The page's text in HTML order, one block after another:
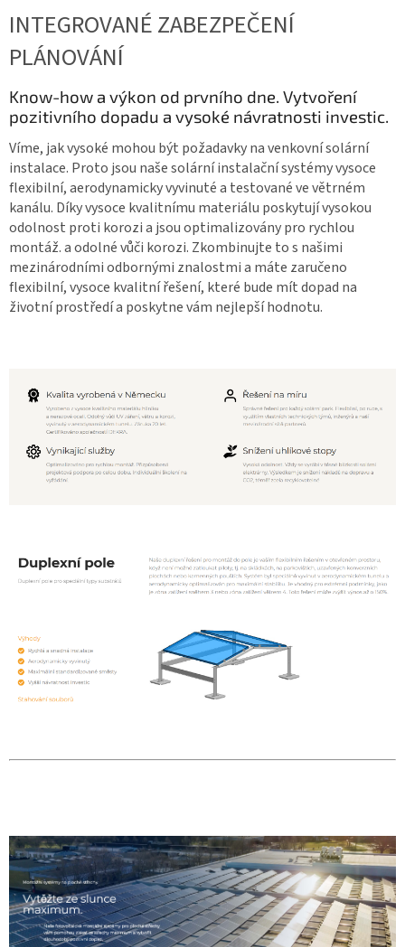
INTEGROVANÉ ZABEZPEČENÍ
PLÁNOVÁNÍ
Know-how a výkon od prvního dne. Vytvoření
pozitivního dopadu a vysoké návratnosti investic.
Víme, jak vysoké mohou být požadavky na venkovní solární
instalace. Proto jsou naše solární instalační systémy vysoce
flexibilní, aerodynamicky vyvinuté a testované ve větrném
kanálu. Díky vysoce kvalitnímu materiálu poskytují vysokou
odolnost proti korozi a jsou optimalizovány pro rychlou
montáž. a odolné vůči korozi. Zkombinujte to s našimi
mezinárodními odbornými znalostmi a máte zaručeno
flexibilní, vysoce kvalitní řešení, které bude mít dopad na
životní prostředí a poskytne vám nejlepší hodnotu.